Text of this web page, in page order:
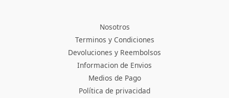
Nosotros
Terminos y Condiciones
Devoluciones y Reembolsos
Informacion de Envios
Medios de Pago
Política de privacidad